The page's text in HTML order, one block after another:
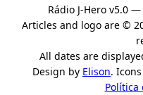
Rádio J-Hero v5.0
Articles and logo are ©
All dates are
Design by Elison.
Política